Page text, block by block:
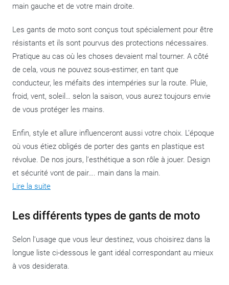
main gauche et de votre main droite.
Les gants de moto sont conçus tout spécialement pour être
résistants et ils sont pourvus des protections nécessaires.
Pratique au cas où les choses devaient mal tourner. A côté
de cela, vous ne pouvez sous-estimer, en tant que
conducteur, les méfaits des intempéries sur la route. Pluie,
froid, vent, soleil… selon la saison, vous aurez toujours envie
de vous protéger les mains.
Enfin, style et allure influenceront aussi votre choix. L’époque
où vous étiez obligés de porter des gants en plastique est
révolue. De nos jours, l’esthétique a son rôle à jouer. Design
et sécurité vont de pair…. main dans la main.
Lire la suite
Les différents types de gants de moto
Selon l’usage que vous leur destinez, vous choisirez dans la
longue liste ci-dessous le gant idéal correspondant au mieux
à vos desiderata.